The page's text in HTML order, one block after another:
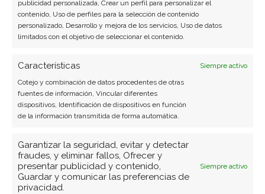
publicidad personalizada, Crear un perfil para personalizar el
contenido, Uso de perfiles para la selección de contenido
personalizado, Desarrollo y mejora de los servicios, Uso de datos
limitados con el objetivo de seleccionar el contenido.
Características
Siempre activo
Cotejo y combinación de datos procedentes de otras
fuentes de información, Vincular diferentes
dispositivos, Identificación de dispositivos en función
de la información transmitida de forma automática.
Garantizar la seguridad, evitar y detectar
fraudes, y eliminar fallos, Ofrecer y
presentar publicidad y contenido,
Guardar y comunicar las preferencias de
privacidad.
Siempre activo
BUSCAR
ARTÍCULOS RECIENTES